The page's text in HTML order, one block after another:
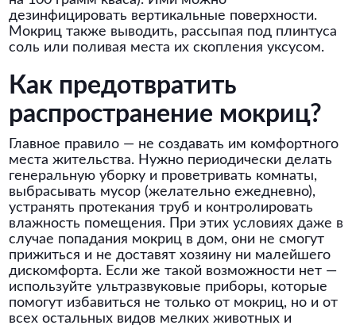
дезинфицировать вертикальные поверхности.
Мокриц также выводить, рассыпая под плинтуса
соль или поливая места их скопления уксусом.
Как предотвратить
распространение мокриц?
Главное правило — не создавать им комфортного
места жительства. Нужно периодически делать
генеральную уборку и проветривать комнаты,
выбрасывать мусор (желательно ежедневно),
устранять протекания труб и контролировать
влажность помещения. При этих условиях даже в
случае попадания мокриц в дом, они не смогут
прижиться и не доставят хозяину ни малейшего
дискомфорта. Если же такой возможности нет —
используйте ультразвуковые приборы, которые
помогут избавиться не только от мокриц, но и от
всех остальных видов мелких животных и